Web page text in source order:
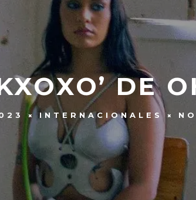
DE
INTERNACIONALES